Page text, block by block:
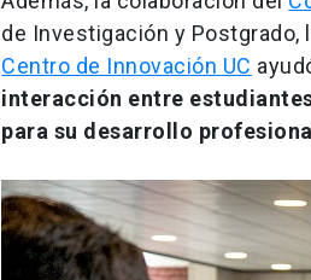
de Investigación y Postgrado,
Centro de Innovación UC
interacción entre
para su desarrollo